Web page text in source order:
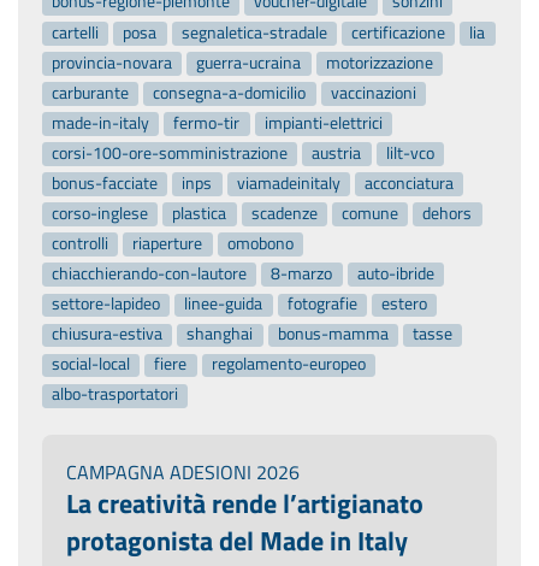
cartelli
posa segnaletica-stradale certificazione
lia
provincia-novara
guerra-ucraina
motorizzazione
carburante
consegna-a-domicilio
vaccinazioni
made-in-italy
fermo-tir
impianti-elettrici
corsi-100-ore-somministrazione
austria
lilt-vco
bonus-facciate
inps viamadeinitaly
acconciatura
corso-inglese
plastica scadenze comune
dehors
controlli
riaperture
omobono
chiacchierando-con-lautore
8-marzo
auto-ibride
settore-lapideo
linee-guida fotografie
estero
chiusura-estiva
shanghai bonus-mamma
tasse
social-local
fiere
regolamento-europeo
albo-trasportatori
CAMPAGNA ADESIONI 2026
La creatività rende l’artigianato
protagonista del Made in Italy